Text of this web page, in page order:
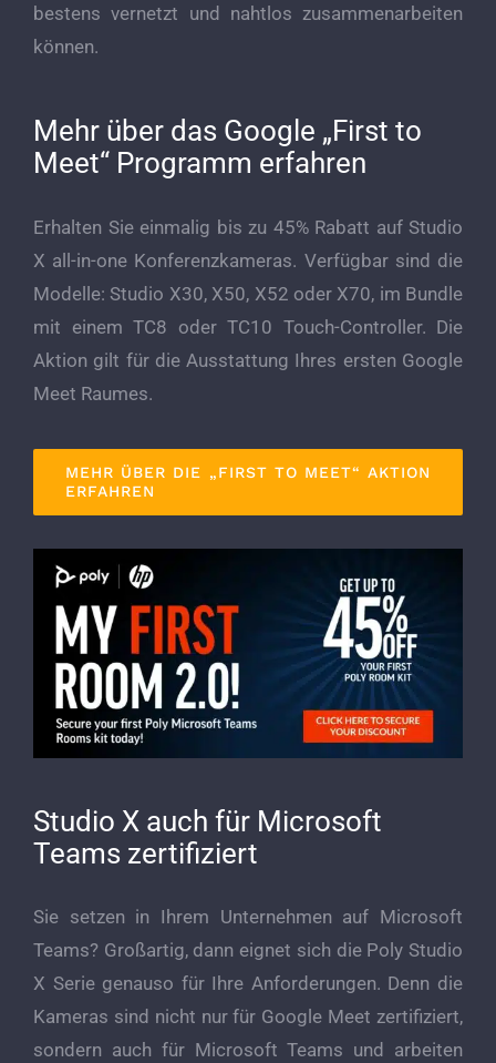
bestens vernetzt und nahtlos zusammenarbeiten
können.
Mehr über das Google „First to
Meet“ Programm erfahren
Erhalten Sie einmalig bis zu 45% Rabatt auf Studio
X all-in-one Konferenzkameras. Verfügbar sind die
Modelle: Studio X30, X50, X52 oder X70, im Bundle
mit einem TC8 oder TC10 Touch-Controller. Die
Aktion gilt für die Ausstattung Ihres ersten Google
Meet Raumes.
MEHR ÜBER DIE „FIRST TO MEET“ AKTION
ERFAHREN
Studio X auch für Microsoft
Teams zertifiziert
Sie setzen in Ihrem Unternehmen auf Microsoft
Teams? Großartig, dann eignet sich die Poly Studio
X Serie genauso für Ihre Anforderungen. Denn die
Kameras sind nicht nur für Google Meet zertifiziert,
sondern auch für Microsoft Teams und arbeiten